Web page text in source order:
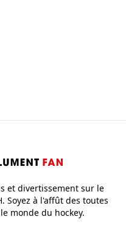
et divertissement sur le
Soyez à l'affût des toutes
monde du hockey.